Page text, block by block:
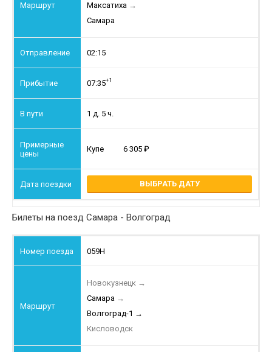
Максатиха →
Самара
02:15
07:35+1
1 д. 5 ч.
Купе 6 305
ВЫБРАТЬ ДАТУ
Билеты на поезд Самара - Волгоград
059Н
Новокузнецк →
Самара →
Волгоград-1 →
Кисловодск